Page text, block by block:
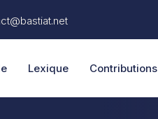
Lexique Contributions